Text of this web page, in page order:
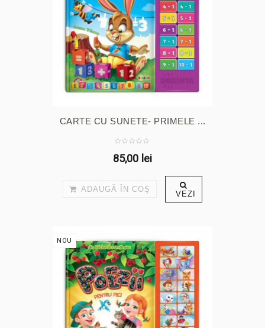
CARTE CU SUNETE- PRIMELE ...
85,00 lei
ADAUGĂ ÎN COŞ VEZI
NOU